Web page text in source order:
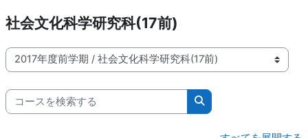
社会文化科学研究科(17前)
コースカテゴリ
コースを検索する
コースを検索する